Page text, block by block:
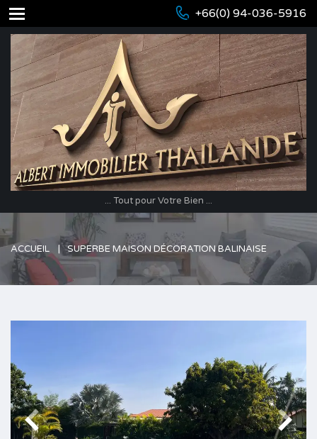
+66(0) 94-036-5916
... Tout pour Votre Bien ...
ACCUEIL SUPERBE MAISON DÉCORATION BALINAISE